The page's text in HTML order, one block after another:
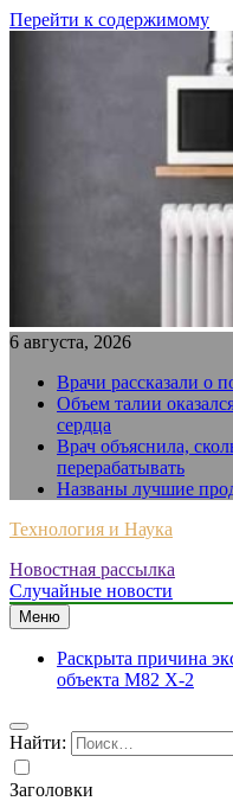
Перейти к содержимому
6 августа, 2026
Врачи рассказали о
Объем талии
сердца
Врач объяснила,
перерабатывать
Названы лучшие
Технология и Наука
Новостная рассылка
Случайные новости
Меню
Раскрыта причина
объекта M82 X-2
Найти:
Заголовки